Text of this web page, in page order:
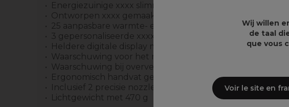
Energiezuinige xxxx slimme snelle motor van 2000 W
Ontworpen xxxx gemaakt in België
25 aanpasbare warmte- en snelheidscombinaties
3 gepersonaliseerde xxxx 3 vooraf gedefinieerde
Heldere digitale display met levendige kleuren
Waarschuwing voor het reinigen van het filter voor
Waarschuwing bij oververhitting en vallen
Ergonomisch handvat geschikt voor zowel rechts- als
Inclusief 2 precisie nozzles xxxx extra-lang 32 m snoer
Lichtgewicht met 470 g
Wij willen
de taal
que vous
Voir le site en